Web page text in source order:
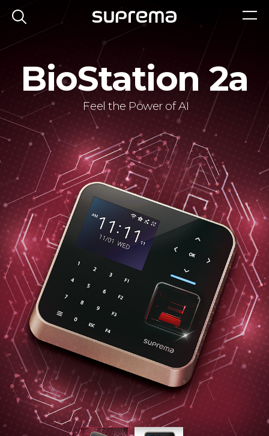
BioStation 2a
Feel the Power of AI